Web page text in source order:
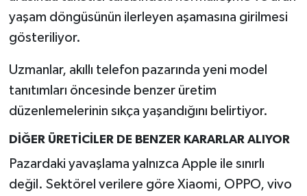
yaşam döngüsünün ilerleyen aşamasına girilmesi
gösteriliyor.
Uzmanlar, akıllı telefon pazarında yeni model
tanıtımları öncesinde benzer üretim
düzenlemelerinin sıkça yaşandığını belirtiyor.
DİĞER ÜRETİCİLER DE BENZER KARARLAR ALIYOR
Pazardaki yavaşlama yalnızca Apple ile sınırlı
değil. Sektörel verilere göre Xiaomi, OPPO, vivo
Simav
Siyaset
Spor
Tavşanlı
Teknoloji